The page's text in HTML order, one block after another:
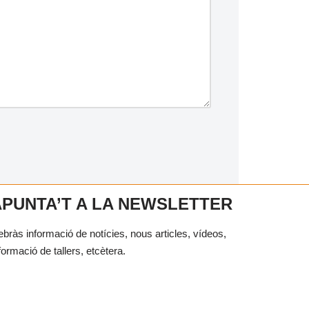
A LA NEWSLETTER
informació de notícies, nous articles, vídeos,
de tallers, etcètera.